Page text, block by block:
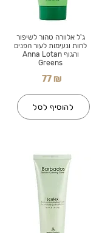
ג'ל אלוורה טהור לשיפור
לחות ונעימות לעור הפנים
והגוף Anna Lotan
Greens
77 ₪
להוסיף לסל